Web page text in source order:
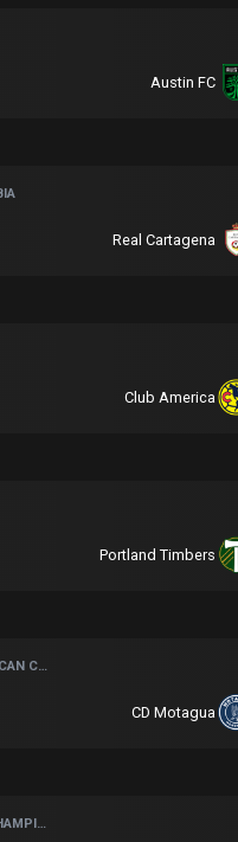
Austin FC
Real Cartagena
Club America
Portland Timbers
CUP
CD Motagua
LEAGUE